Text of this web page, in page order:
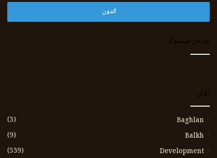
بورجل فیسبوک
ټولي
Baghlan
(3)
Balkh
(9)
Development
(539)